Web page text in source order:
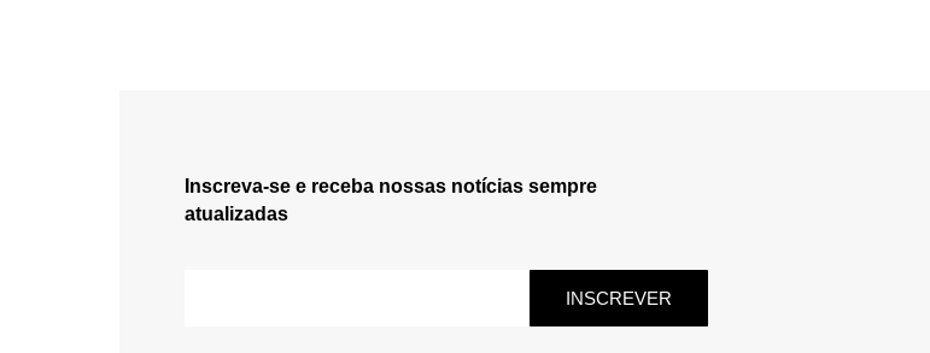
Inscreva-se e receba nossas notícias sempre
atualizadas
INSCREVER